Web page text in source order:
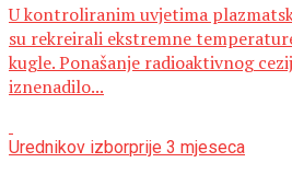
U kontroliranim uvjetima
su rekreirali ekstremne
kugle. Ponašanje radioaktivnog
iznenadilo...
Urednikov izborprije 3 mjeseca